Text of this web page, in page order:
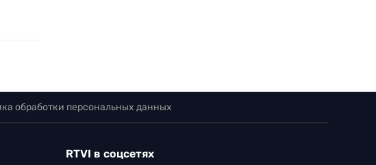
обработки персональных данных
RTVI в соцсетях